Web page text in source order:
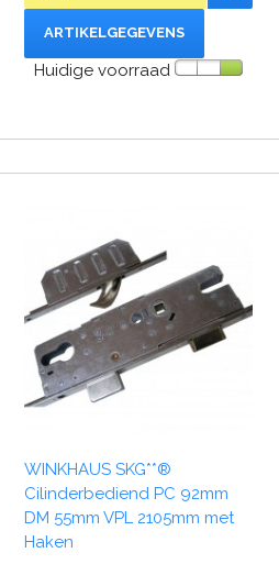
ARTIKELGEGEVENS
Huidige voorraad
WINKHAUS SKG**®
Cilinderbediend PC 92mm
DM 55mm VPL 2105mm met
Haken